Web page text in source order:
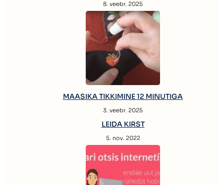
8. veebr. 2025
MAASIKA TIKKIMINE 12 MINUTIGA
3. veebr. 2025
LEIDA KIRST
5. nov. 2022